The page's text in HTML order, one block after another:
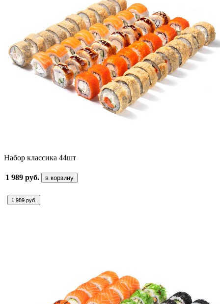
Набор классика 44шт
1 989 руб. в корзину
1 989 руб.